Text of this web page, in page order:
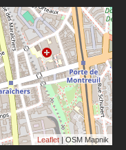
Leaflet | OSM Mapnik